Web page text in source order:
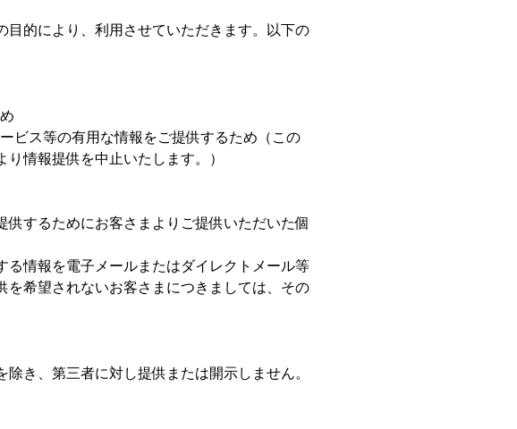
的により、利用させていただきます。以下の
ビス等の有用な情報をご提供するため（この
情報提供を中止いたします。）
するためにお客さまよりご提供いただいた個
る情報を電子メールまたはダイレクトメール等
希望されないお客さまにつきましては、その
き、第三者に対し提供または開示しません。